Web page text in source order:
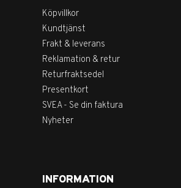
Köpvillkor
Kundtjänst
Frakt & leverans
Reklamation & retur
Returfraktsedel
Presentkort
SVEA - Se din faktura
Nyheter
INFORMATION